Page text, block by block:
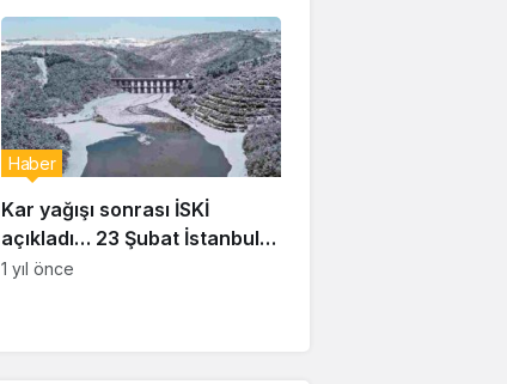
Kar yağışı sonrası İSKİ
açıkladı… 23 Şubat İstanbul
baraj doluluk oranı yüzde
Haber
1 yıl önce